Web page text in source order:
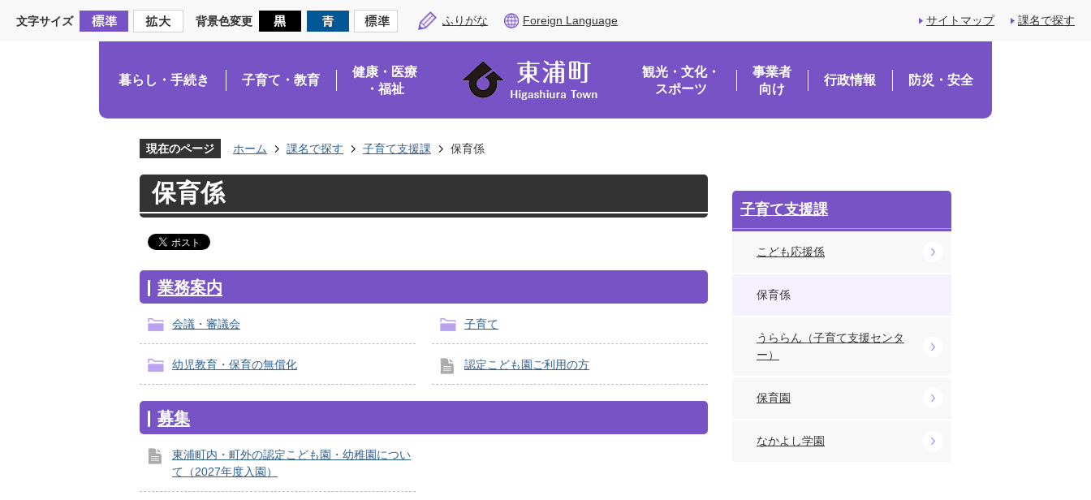
文字サイズ 背景色変更 ふりがな Foreign Language サイトマップ 課名で探す
暮らし・手続き 子育て・教育
健康・医療
・福祉
観光・文化・
スポーツ
事業者
向け
行政情報 防災・安全
現在のページ ホーム 課名で探す 子育て支援課 保育係
保育係
業務案内
会議・審議会 子育て
幼児教育・保育の無償化 認定こども園ご利用の方
募集
東浦町内・町外の認定こども園・幼稚園につい
て（2027年度入園）
子育て支援課
こども応援係
保育係
うららん（子育て支援センタ
ー）
保育園
なかよし学園